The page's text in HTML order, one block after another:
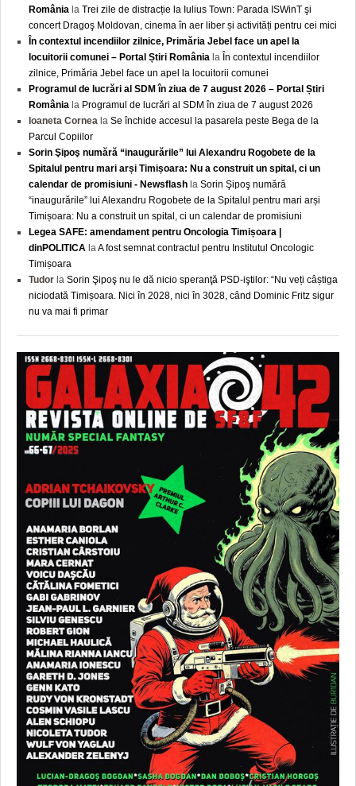
România la Trei zile de distracție la Iulius Town: Parada ISWinT şi
concert Dragoş Moldovan, cinema în aer liber și activități pentru cei mici
În contextul incendiilor zilnice, Primăria Jebel face un apel la
locuitorii comunei – Portal Știri România la În contextul incendiilor
zilnice, Primăria Jebel face un apel la locuitorii comunei
Programul de lucrări al SDM în ziua de 7 august 2026 – Portal Știri
România la Programul de lucrări al SDM în ziua de 7 august 2026
Ioaneta Cornea la Se închide accesul la pasarela peste Bega de la
Parcul Copiilor
Sorin Şipoş numără “inaugurările” lui Alexandru Rogobete de la
Spitalul pentru mari arși Timișoara: Nu a construit un spital, ci un
calendar de promisiuni - Newsflash la Sorin Şipoş numără
“inaugurările” lui Alexandru Rogobete de la Spitalul pentru mari arși
Timișoara: Nu a construit un spital, ci un calendar de promisiuni
Legea SAFE: amendament pentru Oncologia Timișoara |
dinPOLITICA la A fost semnat contractul pentru Institutul Oncologic
Timișoara
Tudor la Sorin Şipoş nu le dă nicio speranţă PSD-iştilor: “Nu veți câștiga
niciodată Timișoara. Nici în 2028, nici în 3028, când Dominic Fritz sigur
nu va mai fi primar